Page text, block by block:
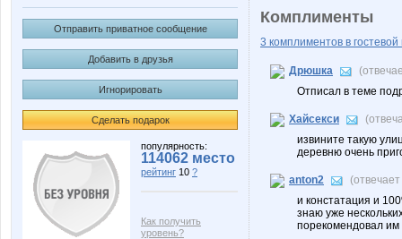
Отправить приватное сообщение
Добавить в друзья
Игнорировать
Сделать подарок
популярность:
114062 место
рейтинг 10 ?
Как получить
уровень?
Комплименты
3 комплиментов в гостевой
Дрюшка
Отписал в теме
Хайсекси
извините такую
деревню очень
anton2
и констатация и
знаю уже
порекомендовал им